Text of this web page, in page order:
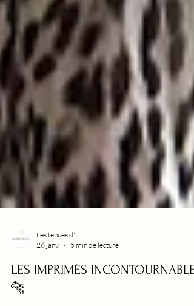
Les tenues d'L
26 janv.
5 min de lecture
LES IMPRIMÉS